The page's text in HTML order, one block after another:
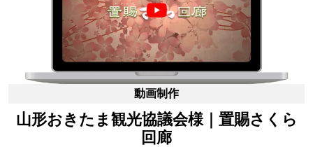
動画制作
山形おきたま観光協議会様｜置賜さくら
回廊